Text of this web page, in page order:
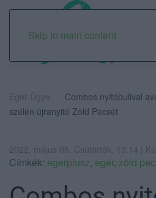
Skip to main content
Eger Ügye
Combos nyitóbulival
szélén újranyitó Zöld Pecsét
2022. május 05. Csütörtök, 13:14 |
Címkék: egerplusz, eger, zöld